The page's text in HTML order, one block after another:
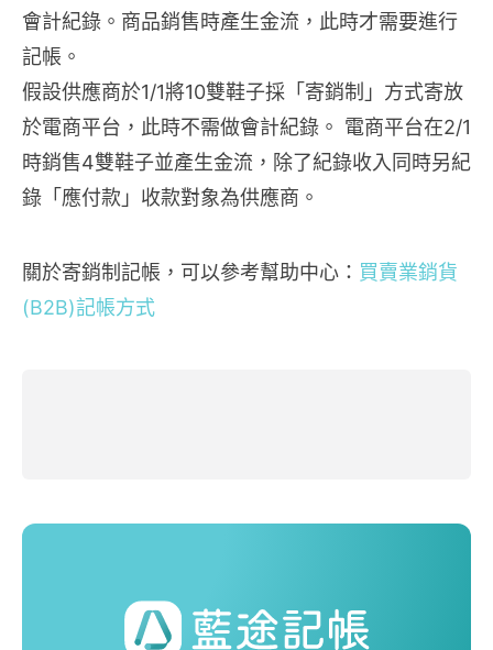
會計紀錄。商品銷售時產生金流，此時才需要進行
記帳。
假設供應商於1/1將10雙鞋子採「寄銷制」方式寄放
於電商平台，此時不需做會計紀錄。 電商平台在2/1
時銷售4雙鞋子並產生金流，除了紀錄收入同時另紀
錄「應付款」收款對象為供應商。
關於寄銷制記帳，可以參考幫助中心： 買賣業銷貨
(B2B)記帳方式